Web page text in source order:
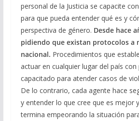
personal de la Justicia se capacite
para que pueda entender qué es y
perspectiva de género. Desde hace
pidiendo que existan protocolos a
nacional. Procedimientos que
actuar en cualquier lugar del país con
capacitado para atender casos de
De lo contrario, cada agente hace
y entender lo que cree que es mejor
termina empeorando la situación